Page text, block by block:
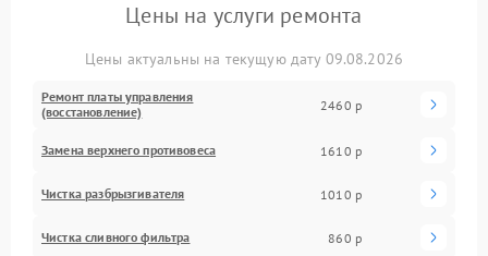
Цены на услуги ремонта
Цены актуальны на текущую дату 09.08.2026
Ремонт платы управления
(восстановление)
2460 р
Замена верхнего противовеса 1610 р
Чистка разбрызгивателя 1010 р
Чистка сливного фильтра 860 р